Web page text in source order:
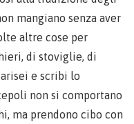
mangiano senza aver
altre cose per
di stoviglie, di
e scribi lo
non si comportano
ma prendono cibo con